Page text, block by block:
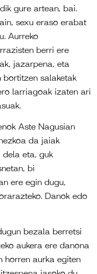
gure artean, bai.
sexu eraso erabat
Aurreko
berri ere
jazarpena, eta
bortitzen salaketak
larriagoak izaten ari
Aste Nagusian
da jaiak
dela eta, guk
bi
ere egin dugu,
Danok edo
bezala berretsi
aukera ere danona
horren aurka egiten